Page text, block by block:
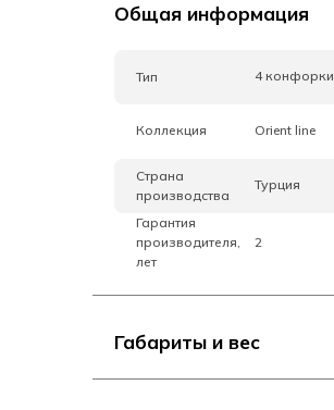
Общая информация
Тип 4 конфорки
Коллекция Orient line
Страна
производства
Турция
Гарантия
производителя,
лет
2
Габариты и вес